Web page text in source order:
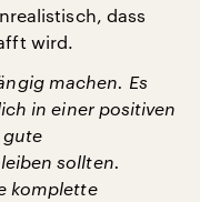
dass
wird.
machen. Es
in einer positiven
gute
sollten.
komplette